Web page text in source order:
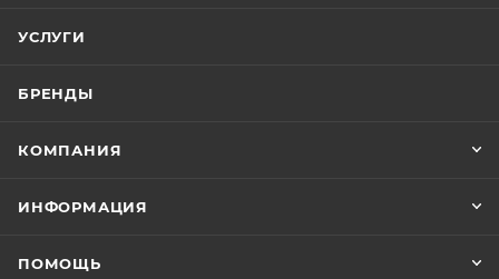
УСЛУГИ
БРЕНДЫ
КОМПАНИЯ
ИНФОРМАЦИЯ
ПОМОЩЬ